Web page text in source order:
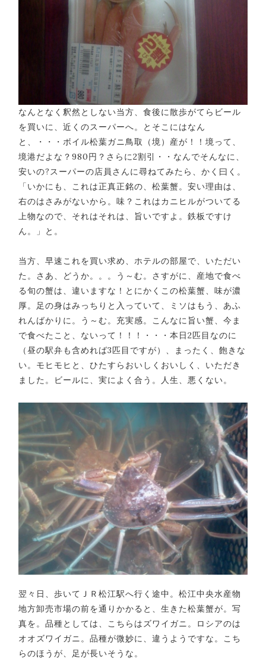
なんとなく釈然としない当方、食後に散歩がてらビール
を買いに、近くのスーパーへ。とそこにはなん
と、・・・ボイル松葉ガニ鳥取（境）産が！！境って、
境港だよな？980円？さらに2割引・・なんでそんなに、
安いの?スーパーの店員さんに尋ねてみたら、かく曰く。
「いかにも、これは正真正銘の、松葉蟹。安い理由は、
右のはさみがないから。味？これはカニヒルがついてる
上物なので、それはそれは、旨いですよ。鉄板ですけ
ん。」と。
当方、早速これを買い求め、ホテルの部屋で、いただい
た。さあ、どうか。。。う～む。さすがに、産地で食べ
る旬の蟹は、違いますな！とにかくこの松葉蟹、味が濃
厚。足の身はみっちりと入っていて、ミソはもう、あふ
れんばかりに。う～む。充実感。こんなに旨い蟹、今ま
で食べたこと、ないって！！！・・・本日2匹目なのに
（昼の駅弁も含めれば3匹目ですが）、まったく、飽きな
い。モヒモヒと、ひたすらおいしくおいしく、いただき
ました。ビールに、実によく合う。人生、悪くない。
翌々日、歩いてＪＲ松江駅へ行く途中。松江中央水産物
地方卸売市場の前を通りかかると、生きた松葉蟹が。写
真を。品種としては、こちらはズワイガニ。ロシアのは
オオズワイガニ。品種が微妙に、違うようですな。こち
らのほうが、足が長いそうな。